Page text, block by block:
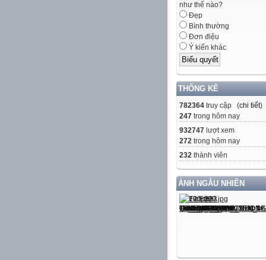
như thế nào?
Đẹp
Bình thường
Đơn điệu
Ý kiến khác
THỐNG KÊ
782364 truy cập (chi tiết)
247 trong hôm nay
932747 lượt xem
272 trong hôm nay
232 thành viên
ẢNH NGẪU NHIÊN